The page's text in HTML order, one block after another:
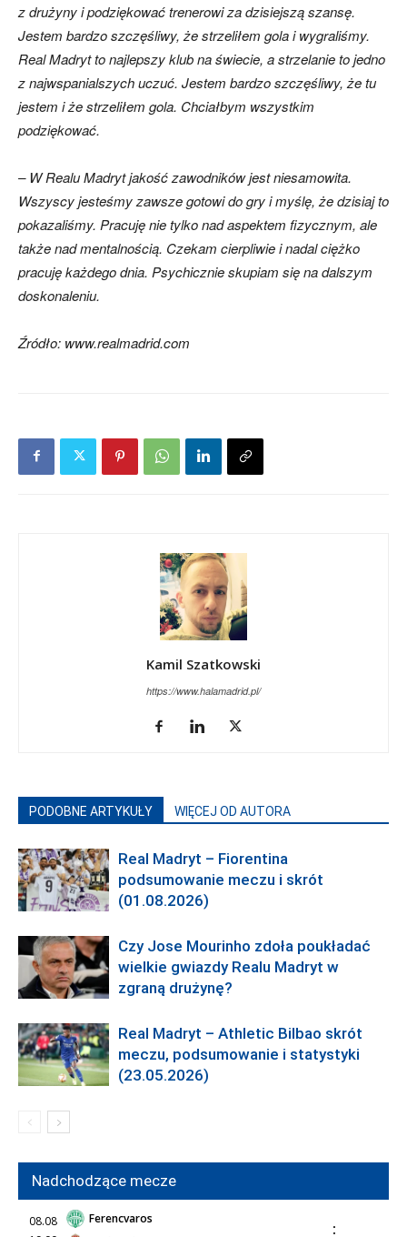
z drużyny i podziękować trenerowi za dzisiejszą szansę.
Jestem bardzo szczęśliwy, że strzeliłem gola i wygraliśmy.
Real Madryt to najlepszy klub na świecie, a strzelanie to jedno
z najwspanialszych uczuć. Jestem bardzo szczęśliwy, że tu
jestem i że strzeliłem gola. Chciałbym wszystkim
podziękować.
– W Realu Madryt jakość zawodników jest niesamowita.
Wszyscy jesteśmy zawsze gotowi do gry i myślę, że dzisiaj to
pokazaliśmy. Pracuję nie tylko nad aspektem fizycznym, ale
także nad mentalnością. Czekam cierpliwie i nadal ciężko
pracuję każdego dnia. Psychicznie skupiam się na dalszym
doskonaleniu.
Źródło: www.realmadrid.com
Kamil Szatkowski
https://www.halamadrid.pl/
PODOBNE ARTYKUŁY WIĘCEJ OD AUTORA
Real Madryt – Fiorentina
podsumowanie meczu i skrót
(01.08.2026)
Czy Jose Mourinho zdoła poukładać
wielkie gwiazdy Realu Madryt w
zgraną drużynę?
Real Madryt – Athletic Bilbao skrót
meczu, podsumowanie i statystyki
(23.05.2026)
Nadchodzące mecze
08.08
Ferencvaros
: